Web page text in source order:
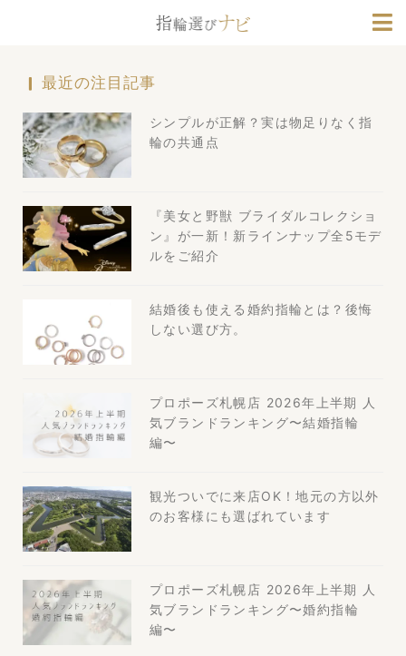
ブランド情報
最近の注目記事
シンプルが正解？実は物足りなく指
輪の共通点
『美女と野獣 ブライダルコレクショ
ン』が一新！新ラインナップ全5モデ
ルをご紹介
結婚後も使える婚約指輪とは？後悔
しない選び方。
プロポーズ札幌店 2026年上半期 人
気ブランドランキング〜結婚指輪
編〜
観光ついでに来店OK！地元の方以外
のお客様にも選ばれています
プロポーズ札幌店 2026年上半期 人
気ブランドランキング〜婚約指輪
編〜